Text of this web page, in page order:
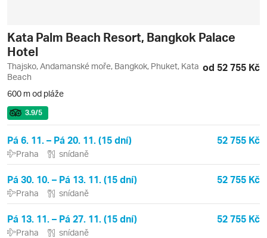
Kata Palm Beach Resort, Bangkok Palace
Hotel
Thajsko, Andamanské moře, Bangkok, Phuket, Kata
Beach
od 52 755 Kč
600 m od pláže
3.9/5
Pá 6. 11. – Pá 20. 11. (15 dní) 52 755 Kč
Praha snídaně
Pá 30. 10. – Pá 13. 11. (15 dní) 52 755 Kč
Praha snídaně
Pá 13. 11. – Pá 27. 11. (15 dní) 52 755 Kč
Praha snídaně